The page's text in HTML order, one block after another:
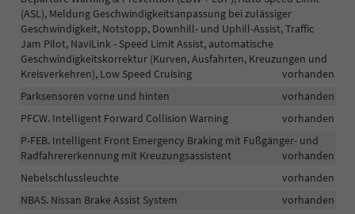
(ASL), Meldung Geschwindigkeitsanpassung bei zulässiger
Geschwindigkeit, Notstopp, Downhill- und Uphill-Assist, Traffic
Jam Pilot, NaviLink - Speed Limit Assist, automatische
Geschwindigkeitskorrektur (Kurven, Ausfahrten, Kreuzungen und
Kreisverkehren), Low Speed Cruising
vorhanden
Parksensoren vorne und hinten
vorhanden
PFCW. Intelligent Forward Collision Warning
vorhanden
P-FEB. Intelligent Front Emergency Braking mit Fußgänger- und
Radfahrererkennung mit Kreuzungsassistent
vorhanden
Nebelschlussleuchte
vorhanden
NBAS. Nissan Brake Assist System
vorhanden